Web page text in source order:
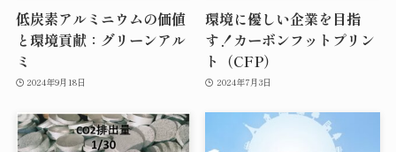
低炭素アルミニウムの価値
と環境貢献：グリーンアル
ミ
2024年9月18日
環境に優しい企業を目指
す！カーボンフットプリン
ト（CFP）
2024年7月3日